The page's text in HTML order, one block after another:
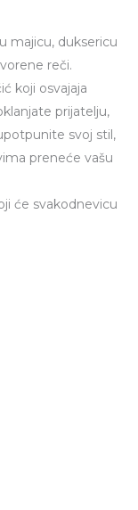
majicu, duksericu
reči.
koji osvajaja
prijatelju,
svoj stil,
preneće vašu
će svakodnevicu